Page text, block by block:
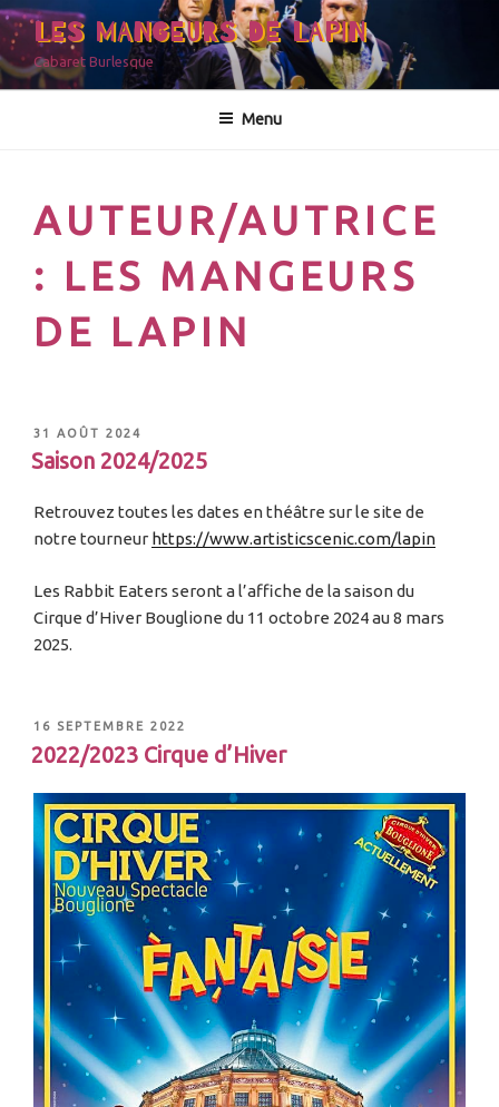
LES MANGEURS DE LAPIN
Cabaret Burlesque
Menu
AUTEUR/AUTRICE
: LES MANGEURS
DE LAPIN
31 AOÛT 2024
Saison 2024/2025
Retrouvez toutes les dates en théâtre sur le site de
notre tourneur https://www.artisticscenic.com/lapin
Les Rabbit Eaters seront a l’affiche de la saison du
Cirque d’Hiver Bouglione du 11 octobre 2024 au 8 mars
2025.
16 SEPTEMBRE 2022
2022/2023 Cirque d’Hiver